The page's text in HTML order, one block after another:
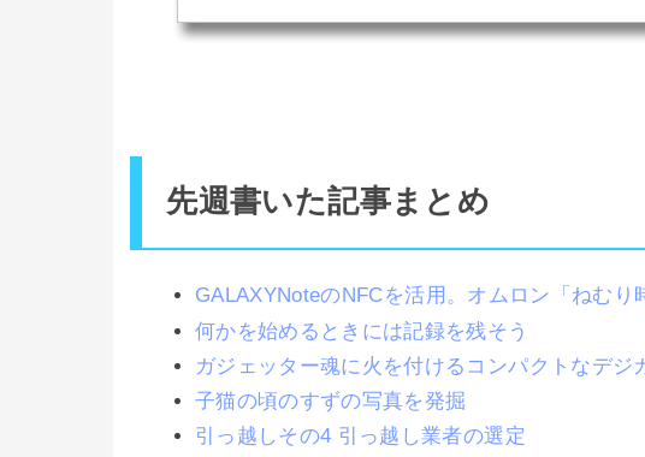
先週書いた記事まとめ
GALAXYNoteのNFCを活用。オムロン「ねむり
何かを始めるときには記録を残そう
ガジェッター魂に火を付けるコンパクトなデジ
子猫の頃のすずの写真を発掘
引っ越しその4 引っ越し業者の選定